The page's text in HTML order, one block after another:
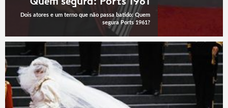
Dois atores e um terno que não passa batido: Quem
segura Ports 1961?